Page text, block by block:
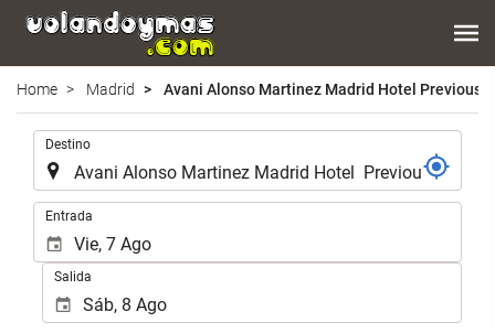
Home Madrid Avani Alonso Martinez Madrid Hotel
Destino
Entrada
Salida